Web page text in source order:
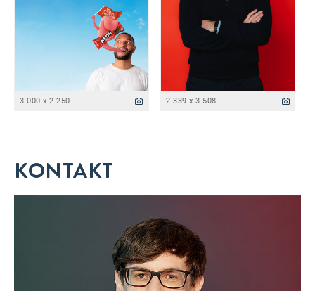
3 000 x 2 250 2 339 x 3 508
KONTAKT